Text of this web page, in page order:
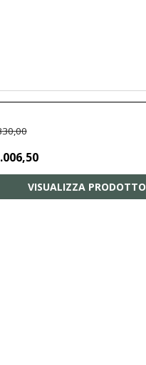
VISUALIZZA PRODOTTO